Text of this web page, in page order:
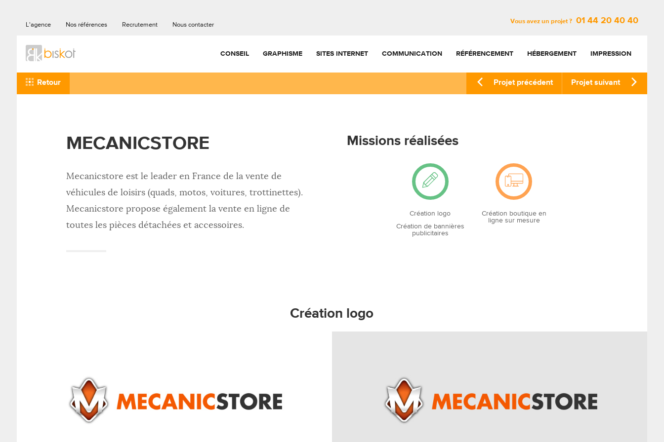
L'agence Nos références Recrutement Nous contacter
Vous avez un projet ? 01 44 20 40 40
CONSEIL GRAPHISME SITES INTERNET COMMUNICATION RÉFÉRENCEMENT HÉBERGEMENT IMPRESSION
Retour Projet précédent Projet suivant
MECANICSTORE
Mecanicstore est le leader en France de la vente de
véhicules de loisirs (quads, motos, voitures, trottinettes).
Mecanicstore propose également la vente en ligne de
toutes les pièces détachées et accessoires.
Missions réalisées
Création logo
Création de bannières
publicitaires
Création boutique en
ligne sur mesure
Création logo